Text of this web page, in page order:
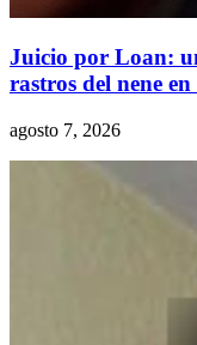
Juicio por Loan:
rastros del nene
agosto 7, 2026